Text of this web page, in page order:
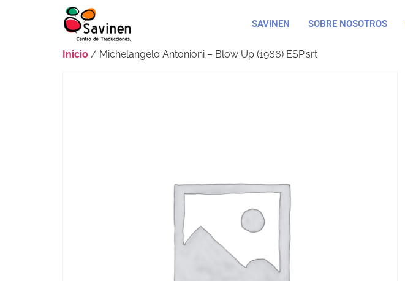
SAVINEN SOBRE NOSOTROS
Inicio / Michelangelo Antonioni – Blow Up (1966) ESP.srt